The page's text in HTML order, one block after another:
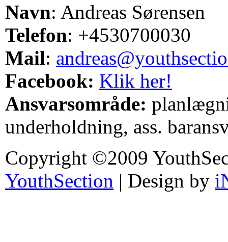
Navn: Andreas Sørensen
Telefon: +4530700030
Mail:
Facebook: Klik her!
Ansvarsområde:
underholdning, ass.
Copyright ©2009
YouthSection | Design by